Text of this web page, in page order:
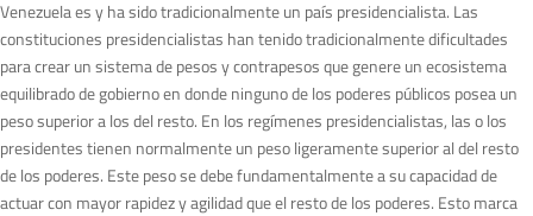
Venezuela es y ha sido tradicionalmente un país presidencialista. Las
constituciones presidencialistas han tenido tradicionalmente dificultades
para crear un sistema de pesos y contrapesos que genere un ecosistema
equilibrado de gobierno en donde ninguno de los poderes públicos posea un
peso superior a los del resto. En los regímenes presidencialistas, las o los
presidentes tienen normalmente un peso ligeramente superior al del resto
de los poderes. Este peso se debe fundamentalmente a su capacidad de
actuar con mayor rapidez y agilidad que el resto de los poderes. Esto marca